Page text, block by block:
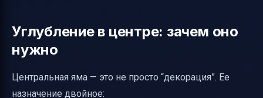
Углубление в центре: зачем оно
нужно
Центральная яма — это не просто “декорация”. Ее
назначение двойное: